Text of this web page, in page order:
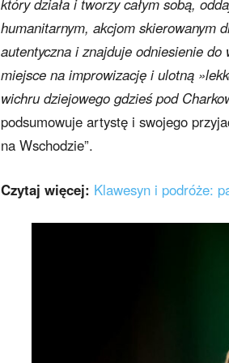
który działa i tworzy całym sobą,
humanitarnym, akcjom skierowanym
autentyczna i znajduje odniesienie
miejsce na improwizację i ulotną
wichru dziejowego gdzieś pod
podsumowuje artystę i swojego
na Wschodzie”.
Czytaj więcej: Klawesyn i podróże: